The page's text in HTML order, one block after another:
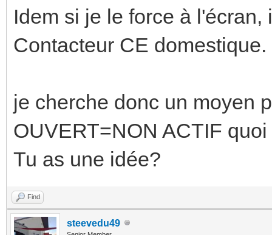
Idem si je le force à
Contacteur CE domestique.
je cherche donc un moyen
OUVERT=NON ACTIF
Tu as une idée?
Find
steevedu49